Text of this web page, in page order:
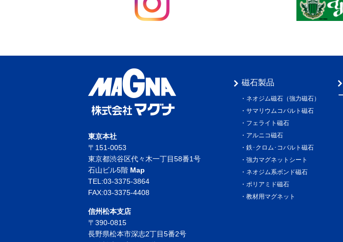
東京本社
〒151-0053
東京都渋谷区代々木一丁目58番1号
石山ビル5階 Map
TEL:03-3375-3864
FAX:03-3375-4408
信州松本支店
〒390-0815
長野県松本市深志2丁目5番2号
磁石製品
ネオジム磁石（強力磁石）
サマリウムコバルト磁石
フェライト磁石
アルニコ磁石
鉄･クロム･コバルト磁石
強力マグネットシート
ネオジム系ボンド磁石
ポリアミド磁石
教材用マグネット